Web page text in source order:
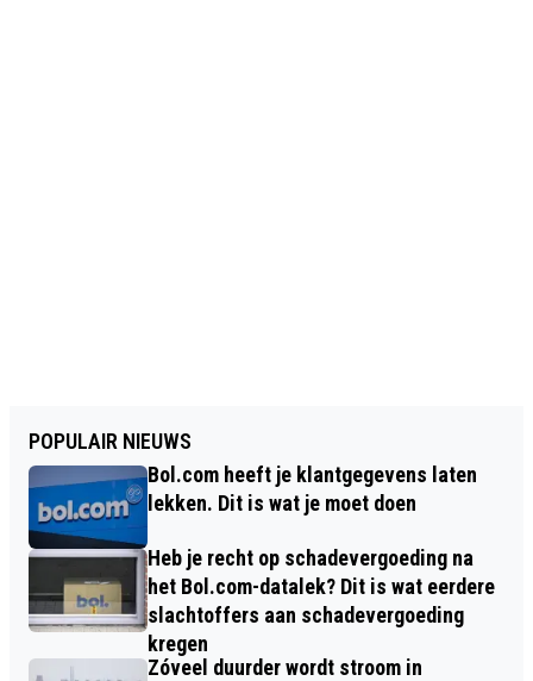
POPULAIR NIEUWS
Bol.com heeft je klantgegevens laten
lekken. Dit is wat je moet doen
Heb je recht op schadevergoeding na
het Bol.com-datalek? Dit is wat eerdere
slachtoffers aan schadevergoeding
kregen
Zóveel duurder wordt stroom in